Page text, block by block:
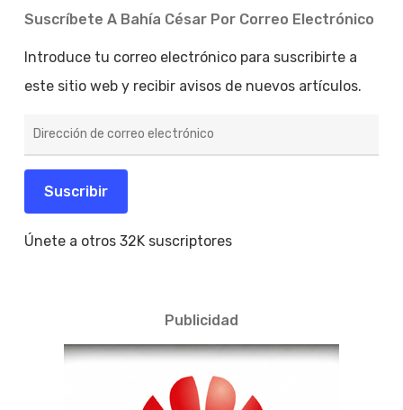
Suscríbete A Bahía César Por Correo Electrónico
Introduce tu correo electrónico para suscribirte a
este sitio web y recibir avisos de nuevos artículos.
electrónico
Suscribir
Únete a otros 32K suscriptores
Publicidad